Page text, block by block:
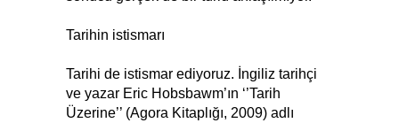
Tarihin istismarı
Tarihi de istismar ediyoruz. İngiliz tarihçi
ve yazar Eric Hobsbawm’ın ‘’Tarih
Üzerine’’ (Agora Kitaplığı, 2009) adlı